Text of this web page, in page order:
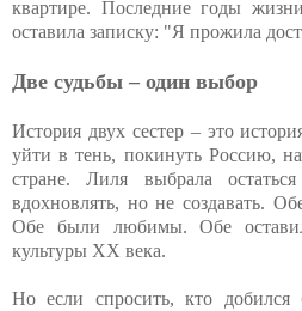
квартире. Последние годы
оставила записку: "Я прожила
Две судьбы – один выбор
История двух сестер – это
уйти в тень, покинуть Россию,
стране. Лиля выбрала
вдохновлять, но не создавать.
Обе были любимы. Обе
культуры XX века.
Но если спросить, кто добился